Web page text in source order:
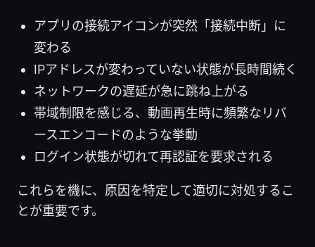
アプリの接続アイコンが突然「接続中断」に
変わる
IPアドレスが変わっていない状態が長時間続く
ネットワークの遅延が急に跳ね上がる
帯域制限を感じる、動画再生時に頻繁なリバ
ースエンコードのような挙動
ログイン状態が切れて再認証を要求される
これらを機に、原因を特定して適切に対処するこ
とが重要です。